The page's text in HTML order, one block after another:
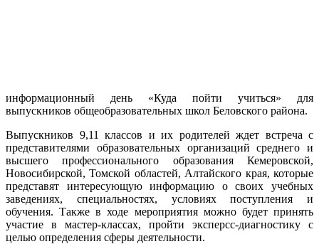
информационный день «Куда пойти учиться» для
выпускников общеобразовательных школ Беловского района.
Выпускников 9,11 классов и их родителей ждет встреча с
представителями образовательных организаций среднего и
высшего профессионального образования Кемеровской,
Новосибирской, Томской областей, Алтайского края, которые
представят интересующую информацию о своих учебных
заведениях, специальностях, условиях поступления и
обучения. Также в ходе мероприятия можно будет принять
участие в мастер-классах, пройти эксперсс-диагностику с
целью определения сферы деятельности.